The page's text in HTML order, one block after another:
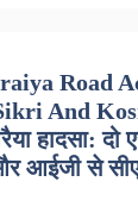
Road
And
हादसा: दो
आईजी से